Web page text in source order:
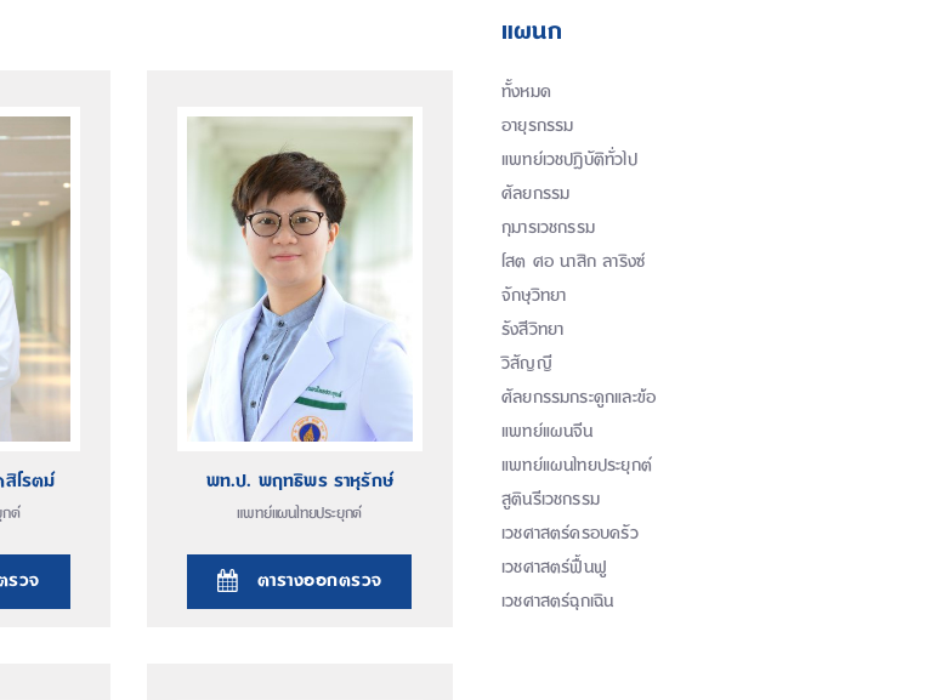
ต์
โรตม์
รวจ
แพทย์แผนไทยประยุกต์
พท.ป. พฤทธิพร ราหุรักษ์
ตารางออกตรวจ
แผนก
ทั้งหมด
อายุรกรรม
แพทย์เวชปฏิบัติทั่วไป
ศัลยกรรม
กุมารเวชกรรม
โสต ศอ นาสิก ลาริงซ์
จักษุวิทยา
รังสีวิทยา
วิสัญญี
ศัลยกรรมกระดูกและข้อ
แพทย์แผนจีน
แพทย์แผนไทยประยุกต์
สูตินรีเวชกรรม
เวชศาสตร์ครอบครัว
เวชศาสตร์ฟื้นฟู
เวชศาสตร์ฉุกเฉิน